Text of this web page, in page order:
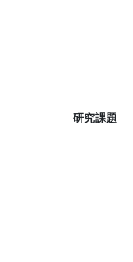
研究課題